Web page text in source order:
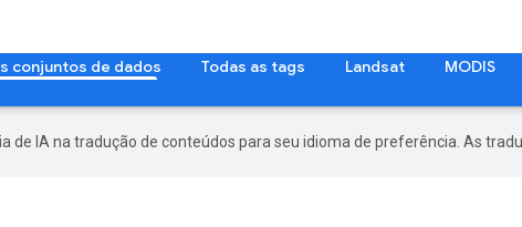
conjuntos de dados Todas as tags Landsat MODIS
de IA na tradução de conteúdos para seu idioma de preferência. As